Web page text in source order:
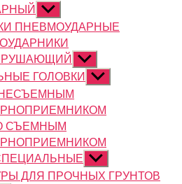
Показывать
подменю
ПНЕВМОУДАРНЫЕ
Показывать
подменю
ГОЛОВКИ Показывать
подменю
СЪЕМНЫМ
Показывать
подменю
ДЛЯ ПРОЧНЫХ ГРУНТОВ